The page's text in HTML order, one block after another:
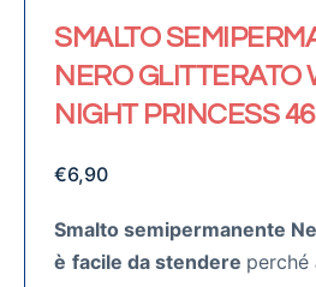
SMALTO
NERO GLITTERATO
NIGHT PRINCESS
€6,90
Smalto semipermanente
è facile da stendere perché